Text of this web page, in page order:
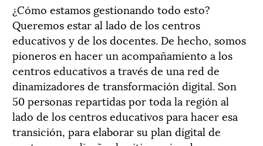
¿Cómo estamos gestionando todo esto?
Queremos estar al lado de los centros
educativos y de los docentes. De hecho, somos
pioneros en hacer un acompañamiento a los
centros educativos a través de una red de
dinamizadores de transformación digital. Son
50 personas repartidas por toda la región al
lado de los centros educativos para hacer esa
transición, para elaborar su plan digital de